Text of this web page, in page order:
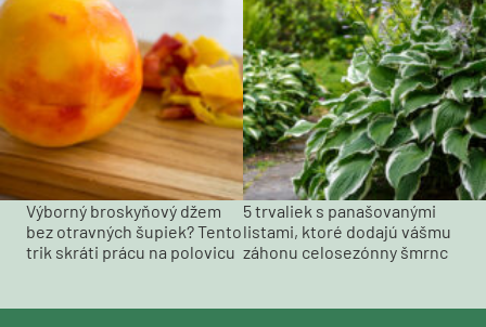
Výborný broskyňový džem
bez otravných šupiek? Tento
trik skráti prácu na polovicu
5 trvaliek s panašovanými
listami, ktoré dodajú vášmu
záhonu celosezónny šmrnc